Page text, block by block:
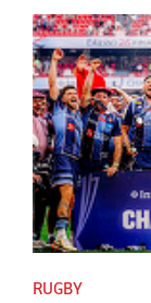
RUGBY